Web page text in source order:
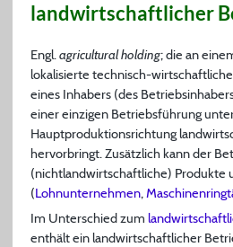
landwirtschaftlicher
Engl. agricultural holding; die an
lokalisierte technisch-
eines Inhabers (des
einer einzigen Betriebsführung
Hauptproduktionsrichtung
hervorbringt. Zusätzlich kann der
(nichtlandwirtschaftliche) Produkte
(Lohnunternehmen,
Im Unterschied zum
enthält ein landwirtschaftlicher